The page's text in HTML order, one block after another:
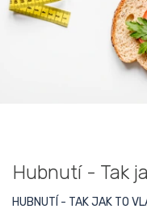
Hubnutí - Tak
HUBNUTÍ - TAK JAK TO